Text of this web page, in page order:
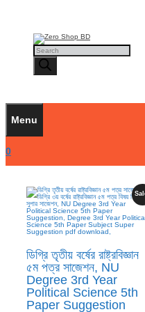
Products
search
Menu
0
ডিগ্রি তৃতীয় বর্ষের রাষ্ট্রবিজ্ঞান
৫ম পত্র সাজেশন, NU
Degree 3rd Year
Political Science 5th
Paper Suggestion